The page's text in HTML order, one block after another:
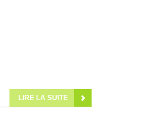
LIRE LA SUITE